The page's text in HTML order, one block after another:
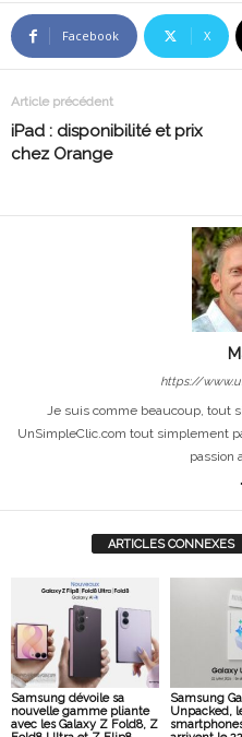
Facebook X
Article précédent
iPad : disponibilité et prix
chez Orange
https://
Je suis comme beaucoup, tout
UnSimpleClic.com tout simplement
passion
ARTICLES CONNEXES
Samsung dévoile sa
nouvelle gamme pliante
avec les Galaxy Z Fold8, Z
Samsung
Unpacked,